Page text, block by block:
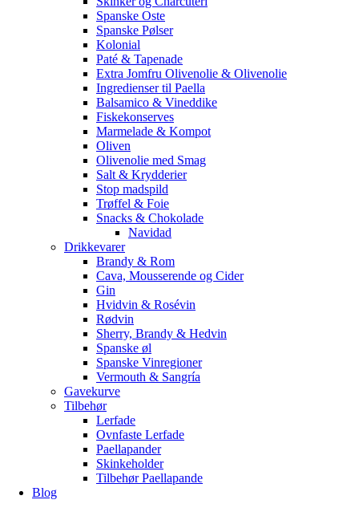
Spanske Oste
Spanske Pølser
Kolonial
Paté & Tapenade
Extra Jomfru Olivenolie & Olivenolie
Ingredienser til Paella
Balsamico & Vineddike
Fiskekonserves
Marmelade & Kompot
Oliven
Olivenolie med Smag
Salt & Krydderier
Stop madspild
Trøffel & Foie
Snacks & Chokolade
Navidad
Drikkevarer
Brandy & Rom
Cava, Mousserende og Cider
Gin
Hvidvin & Rosévin
Rødvin
Sherry, Brandy & Hedvin
Spanske øl
Spanske Vinregioner
Vermouth & Sangría
Gavekurve
Tilbehør
Lerfade
Ovnfaste Lerfade
Paellapander
Skinkeholder
Tilbehør Paellapande
Blog